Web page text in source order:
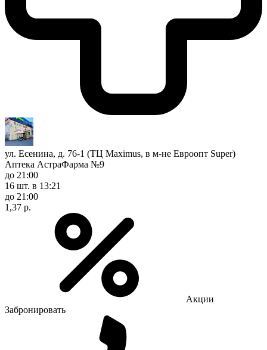
ул. Есенина, д. 76-1 (ТЦ Maximus, в м-не Евроопт Super)
Аптека АстраФарма №9
до 21:00
16 шт. в 13:21
до 21:00
1,37 р.
Акции
Забронировать